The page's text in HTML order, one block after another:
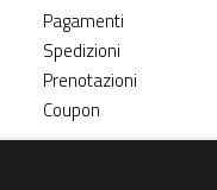
Pagamenti
Spedizioni
Prenotazioni
Coupon